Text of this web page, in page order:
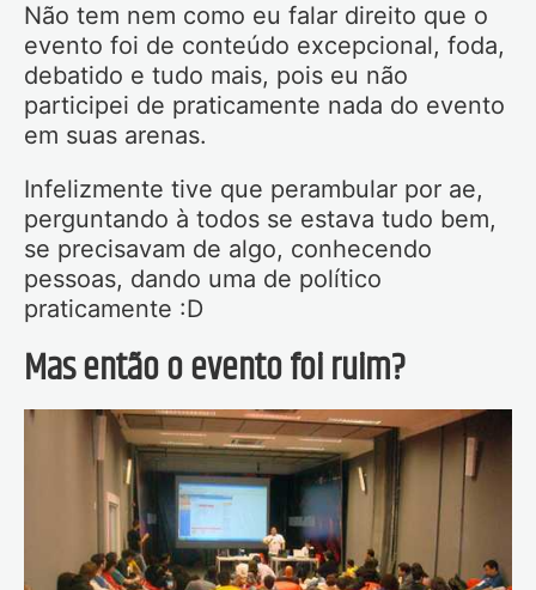
Não tem nem como eu falar direito que o
evento foi de conteúdo excepcional, foda,
debatido e tudo mais, pois eu não
participei de praticamente nada do evento
em suas arenas.
Infelizmente tive que perambular por ae,
perguntando à todos se estava tudo bem,
se precisavam de algo, conhecendo
pessoas, dando uma de político
praticamente :D
Mas então o evento foi ruim?